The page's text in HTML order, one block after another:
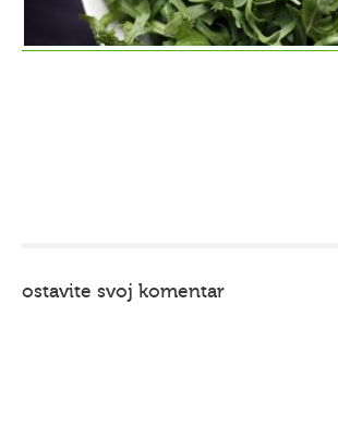
ostavite svoj komentar